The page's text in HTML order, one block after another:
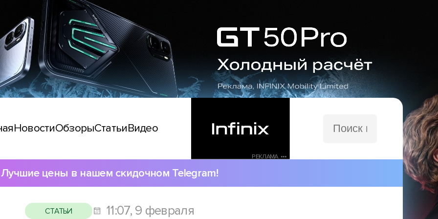
НовостиОбзорыСтатьиВидео
РЕКЛАМА •••
сайту
Лучшие цены в нашем скидочном Telegram!
СТАТЬИ 11:07, 9 февраля